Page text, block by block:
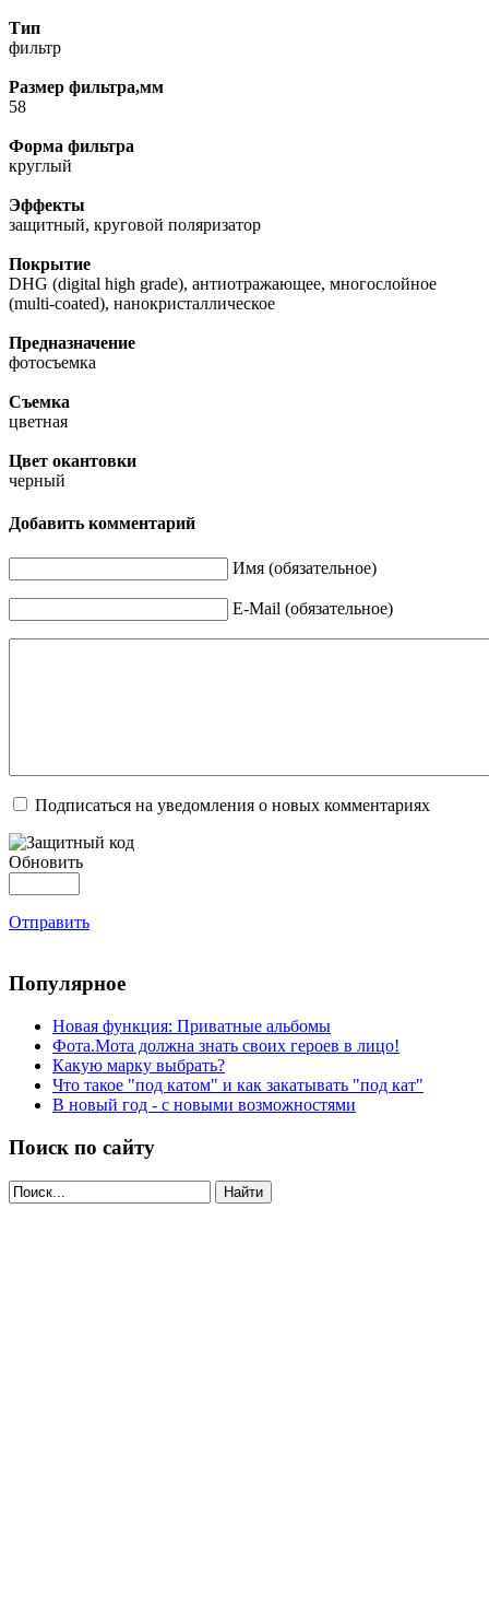
Тип
фильтр
Размер фильтра,мм
58
Форма фильтра
круглый
Эффекты
защитный, круговой поляризатор
Покрытие
DHG (digital high grade), антиотражающее, многослойное
(multi-coated), нанокристаллическое
Предназначение
фотосъемка
Съемка
цветная
Цвет окантовки
черный
Добавить комментарий
Имя (обязательное)
E-Mail (обязательное)
Подписаться на уведомления о новых комментариях
Обновить
Отправить
Популярное
Новая функция: Приватные альбомы
Фота.Мота должна знать своих героев в лицо!
Какую марку выбрать?
Что такое "под катом" и как закатывать "под кат"
В новый год - с новыми возможностями
Поиск по сайту
Найти